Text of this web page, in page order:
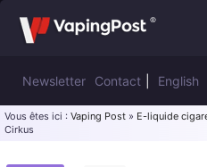
Newsletter Contact English
Vous êtes ici : Vaping Post » E-liquide
Cirkus